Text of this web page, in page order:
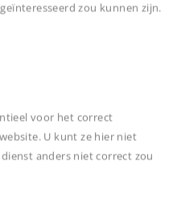
zou kunnen zijn.
voor het correct
U kunt ze hier niet
anders niet correct zou